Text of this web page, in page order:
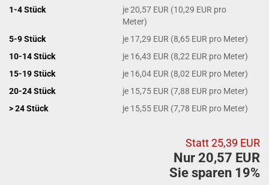
1-4 Stück
je 20,57 EUR (10,29 EUR pro
Meter)
5-9 Stück
je 17,29 EUR (8,65 EUR pro Meter)
10-14 Stück
je 16,43 EUR (8,22 EUR pro Meter)
15-19 Stück
je 16,04 EUR (8,02 EUR pro Meter)
20-24 Stück
je 15,75 EUR (7,88 EUR pro Meter)
> 24 Stück
je 15,55 EUR (7,78 EUR pro Meter)
Statt 25,39 EUR
Nur 20,57 EUR
Sie sparen 19%